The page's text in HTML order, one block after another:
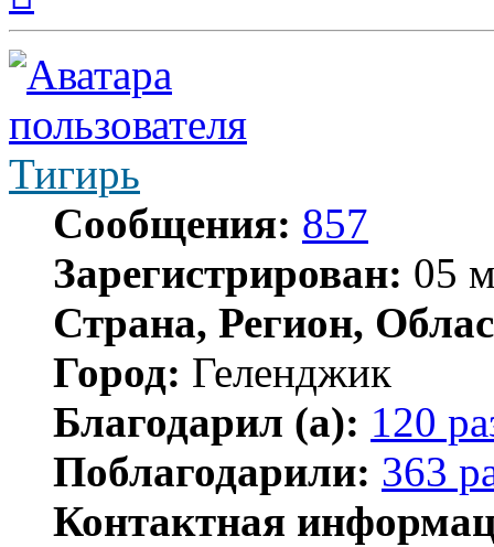
началу
Тигирь
Сообщения: 857
Зарегистрирован: 05
Страна, Регион,
Город: Геленджик
Благодарил (а): 120
Поблагодарили: 363
Контактная